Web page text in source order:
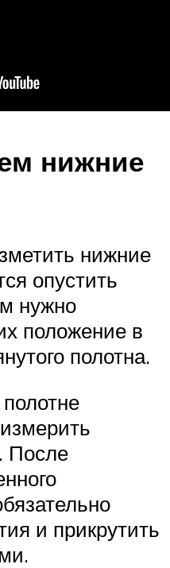
нижние
нижние
опустить
нужно
положение в
полотна.
После
и прикрутить